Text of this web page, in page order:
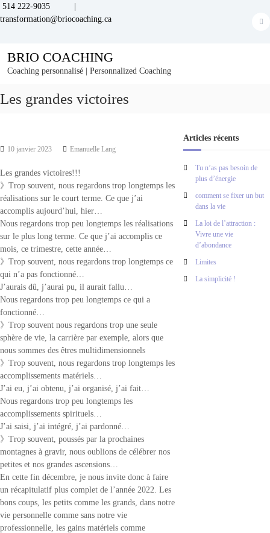
S
k
o
n
514 222-9035 |
transformation@briocoaching.ca
F
k
BRIO COACHING
Coaching personnalisé | Personnalized Coaching
Les grandes victoires
10 janvier 2023 Emanuelle Lang
Les grandes victoires!!!
》Trop souvent, nous regardons trop longtemps les
réalisations sur le court terme. Ce que j’ai
accomplis aujourd’hui, hier…
Nous regardons trop peu longtemps les réalisations
sur le plus long terme. Ce que j’ai accomplis ce
mois, ce trimestre, cette année…
》Trop souvent, nous regardons trop longtemps ce
qui n’a pas fonctionné…
J’aurais dû, j’aurai pu, il aurait fallu…
Nous regardons trop peu longtemps ce qui a
fonctionné…
》Trop souvent nous regardons trop une seule
sphère de vie, la carrière par exemple, alors que
nous sommes des êtres multidimensionnels
》Trop souvent, nous regardons trop longtemps les
accomplissements matériels…
J’ai eu, j’ai obtenu, j’ai organisé, j’ai fait…
Nous regardons trop peu longtemps les
accomplissements spirituels…
J’ai saisi, j’ai intégré, j’ai pardonné…
》Trop souvent, poussés par la prochaines
montagnes à gravir, nous oublions de célébrer nos
petites et nos grandes ascensions…
En cette fin décembre, je nous invite donc à faire
un récapitulatif plus complet de l’année 2022. Les
bons coups, les petits comme les grands, dans notre
vie personnelle comme sans notre vie
professionnelle, les gains matériels comme
Articles récents
Tu n’as pas besoin de
plus d’énergie
comment se fixer un but
dans la vie
La loi de l’attraction :
Vivre une vie
d’abondance
Limites
La simplicité !